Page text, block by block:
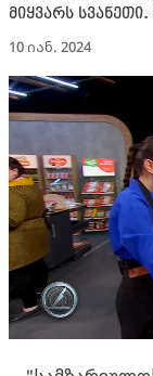
მიყვარს
10 იან. 2024